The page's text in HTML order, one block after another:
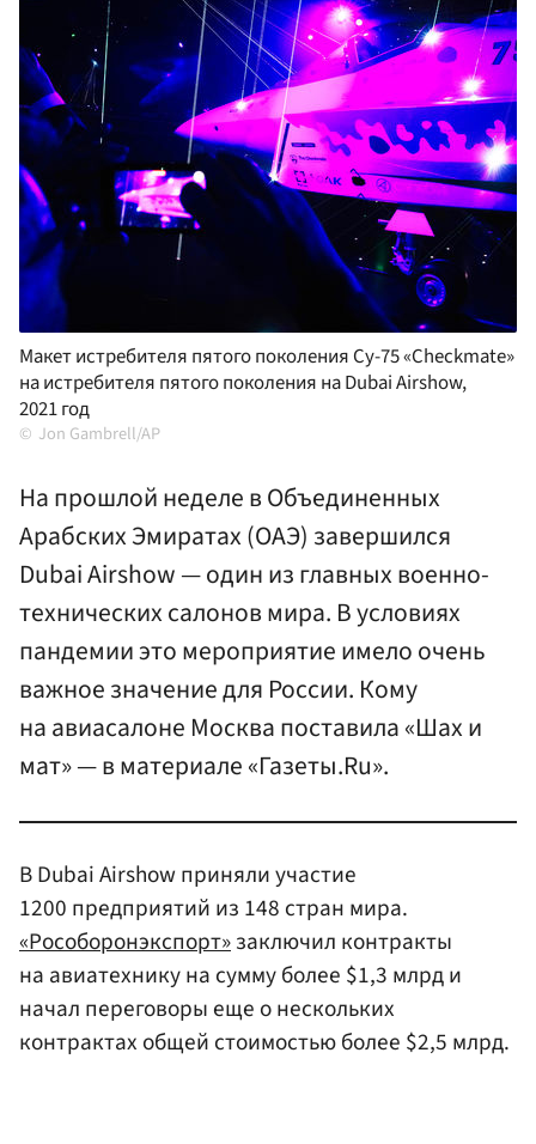
Макет истребителя пятого поколения Су-75 «Checkmate»
на истребителя пятого поколения на Dubai Airshow,
2021 год
Jon Gambrell/AP
На прошлой неделе в Объединенных
Арабских Эмиратах (ОАЭ) завершился
Dubai Airshow — один из главных военно-
технических салонов мира. В условиях
пандемии это мероприятие имело очень
важное значение для России. Кому
на авиасалоне Москва поставила «Шах и
мат» — в материале «Газеты.Ru».
В Dubai Airshow приняли участие
1200 предприятий из 148 стран мира.
«Рособоронэкспорт»заключил контракты
на авиатехнику на сумму более $1,3 млрд и
начал переговоры еще о нескольких
контрактах общей стоимостью более $2,5 млрд.